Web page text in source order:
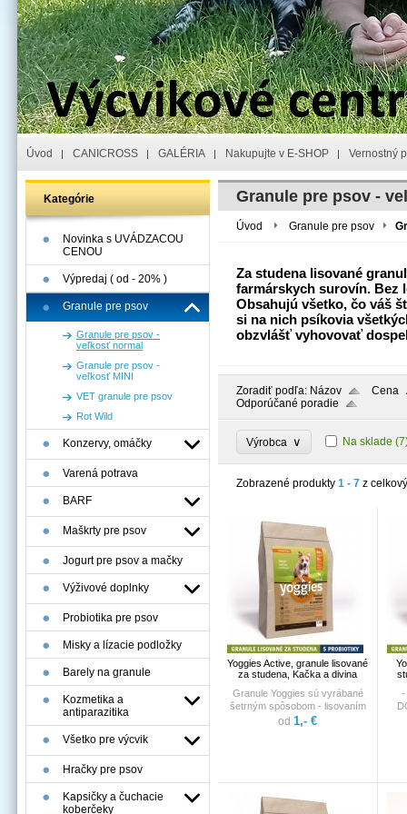
Úvod CANICROSS GALÉRIA Nakupujte v E-SHOP Vernostný
Kategórie
Novinka s UVÁDZACOU
CENOU
Výpredaj ( od - 20% )
Granule pre psov
Granule pre psov -
veľkosť normal
Granule pre psov -
veľkosť MINI
VET granule pre psov
Rot Wild
Konzervy, omáčky
Varená potrava
BARF
Maškrty pre psov
Jogurt pre psov a mačky
Výživové doplnky
Probiotika pre psov
Misky a lízacie podložky
Barely na granule
Kozmetika a
antiparazitika
Všetko pre výcvik
Hračky pre psov
Kapsičky a čuchacie
koberčeky
Granule pre psov -
Úvod Granule pre psov
Za studena lisované
farmárskych surovín. Bez
Obsahujú všetko, čo váš
si na nich psíkovia
obzvlášť vyhovovať
Zoradiť podľa: Názov
Cena
Odporúčané poradie
Výrobca ∨ Na sklade
Zobrazené produkty 1 - 7 z
Yoggies Active, granule lisované
za studena, Kačka a divina
Granule Yoggies sú vyrábané
šetrným spôsobom - lisovaním
za studena. Vďaka tomu si
obilnín, sóje a umelých prísad.
Obsahujú 86% kvalitného mäsa
(pred sušením). Granule sú
od 1,- €
-
sú